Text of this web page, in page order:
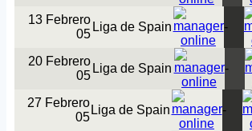
13 Febrero
05
Liga de Spain -
20 Febrero
05
Liga de Spain -
27 Febrero
05
Liga de Spain -